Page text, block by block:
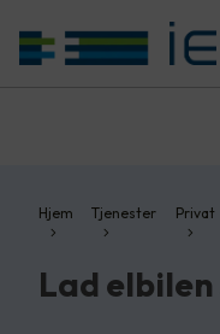
Hjem Tjenester Privat
Lad